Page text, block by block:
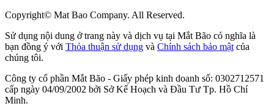
Copyright© Mat Bao Company. All Reserved.
Sử dụng nội dung ở trang này và dịch vụ tại Mắt Bão có nghĩa là
bạn đồng ý với Thỏa thuận sử dụng và Chính sách bảo mật của
chúng tôi.
Công ty cổ phần Mắt Bão - Giấy phép kinh doanh số: 0302712571
cấp ngày 04/09/2002 bởi Sở Kế Hoạch và Đầu Tư Tp. Hồ Chí
Minh.